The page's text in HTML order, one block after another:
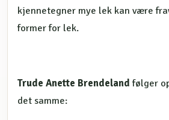
kjennetegner mye lek kan være
former for lek.
Trude Anette Brendeland følger
det samme: